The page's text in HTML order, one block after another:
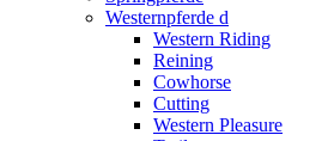
Westernpferde d
Western Riding
Reining
Cowhorse
Cutting
Western Pleasure